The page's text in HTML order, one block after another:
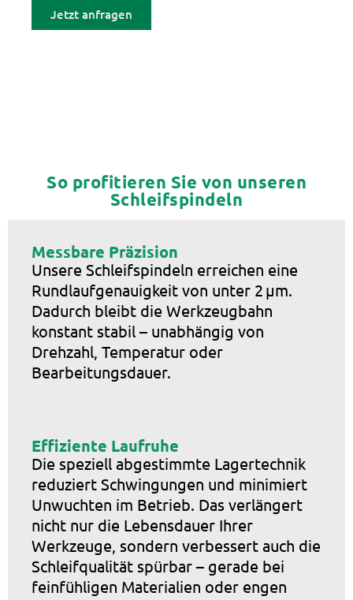
Jetzt anfragen
So profitieren Sie von unseren
Schleifspindeln
Messbare Präzision
Unsere Schleifspindeln erreichen eine
Rundlaufgenauigkeit von unter 2 µm.
Dadurch bleibt die Werkzeugbahn
konstant stabil – unabhängig von
Drehzahl, Temperatur oder
Bearbeitungsdauer.
Effiziente Laufruhe
Die speziell abgestimmte Lagertechnik
reduziert Schwingungen und minimiert
Unwuchten im Betrieb. Das verlängert
nicht nur die Lebensdauer Ihrer
Werkzeuge, sondern verbessert auch die
Schleifqualität spürbar – gerade bei
feinfühligen Materialien oder engen